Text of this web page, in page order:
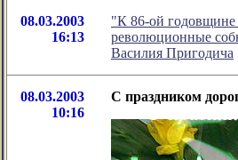
08.03.2003
16:13
"К 86-ой годовщине
революционные
Василия Пригодича
08.03.2003
10:16
С праздником